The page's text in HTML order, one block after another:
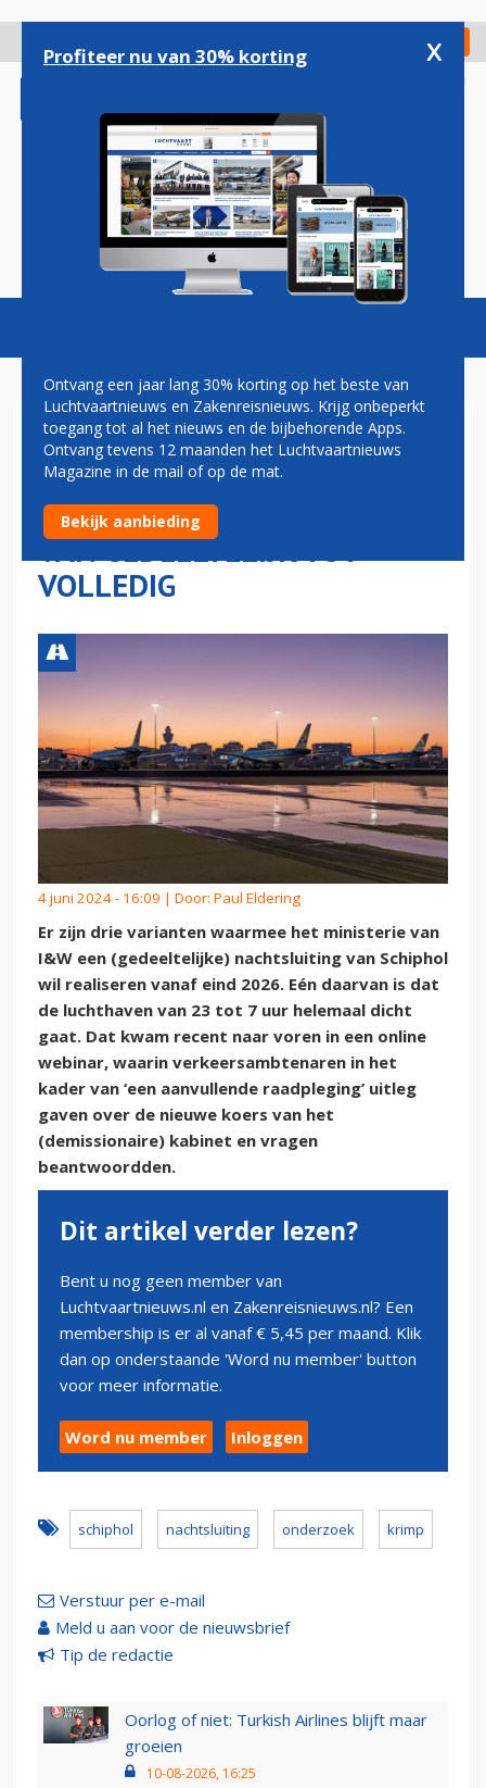
gaan
Check in
Magazine Podcasts Vacatures
MINISTERIE BEKIJKT NU DRIE
VARIANTEN VOOR
NACHTSLUITING SCHIPHOL:
VAN GEDEELTELIJK TOT
VOLLEDIG
4 juni 2024 - 16:09 | Door: Paul Eldering
Er zijn drie varianten waarmee het ministerie van
I&W een (gedeeltelijke) nachtsluiting van Schiphol
wil realiseren vanaf eind 2026. Eén daarvan is dat
de luchthaven van 23 tot 7 uur helemaal dicht
gaat. Dat kwam recent naar voren in een online
webinar, waarin verkeersambtenaren in het
kader van ‘een aanvullende raadpleging’ uitleg
gaven over de nieuwe koers van het
(demissionaire) kabinet en vragen
beantwoordden.
Dit artikel verder lezen?
Bent u nog geen member van
Luchtvaartnieuws.nl en Zakenreisnieuws.nl? Een
membership is er al vanaf € 5,45 per maand. Klik
dan op onderstaande 'Word nu member' button
voor meer informatie.
Word nu member Inloggen
schiphol nachtsluiting onderzoek krimp
Verstuur per e-mail
Meld u aan voor de nieuwsbrief
Tip de redactie
Oorlog of niet: Turkish Airlines blijft maar
groeien
10-08-2026, 16:25
Profiteer nu van 30% korting x
Ontvang een jaar lang 30% korting op het beste van
Luchtvaartnieuws en Zakenreisnieuws. Krijg onbeperkt
toegang tot al het nieuws en de bijbehorende Apps.
Ontvang tevens 12 maanden het Luchtvaartnieuws
Magazine in de mail of op de mat.
Bekijk aanbieding